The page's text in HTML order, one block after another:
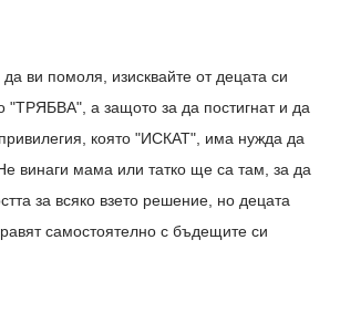
ви помоля, изисквайте от децата си
"ТРЯБВА", а защото за да постигнат и да
която "ИСКАТ", има нужда да
винаги мама или татко ще са там, за да
за всяко взето решение, но децата
самостоятелно с бъдещите си